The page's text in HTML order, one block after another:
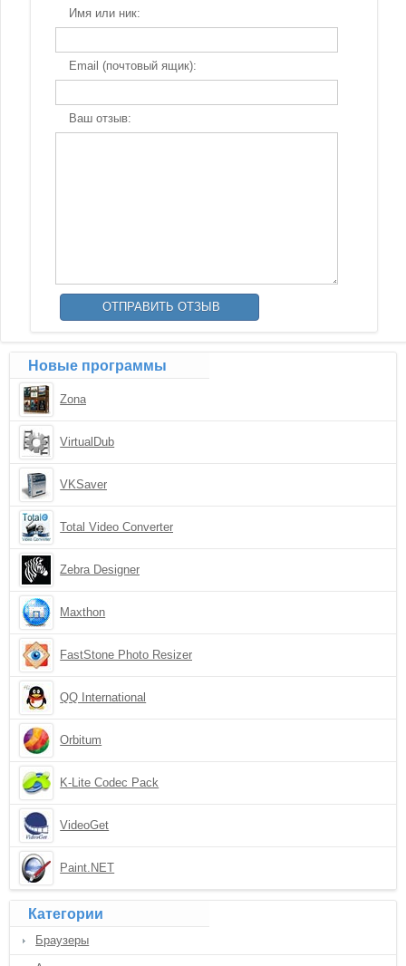
Имя или ник:
Email (почтовый ящик):
Ваш отзыв:
Новые программы
Zona
VirtualDub
VKSaver
Total Video Converter
Zebra Designer
Maxthon
FastStone Photo Resizer
QQ International
Orbitum
K-Lite Codec Pack
VideoGet
Paint.NET
Категории
Браузеры